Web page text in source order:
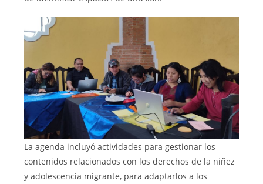
La agenda incluyó actividades para gestionar los
contenidos relacionados con los derechos de la niñez
y adolescencia migrante, para adaptarlos a los